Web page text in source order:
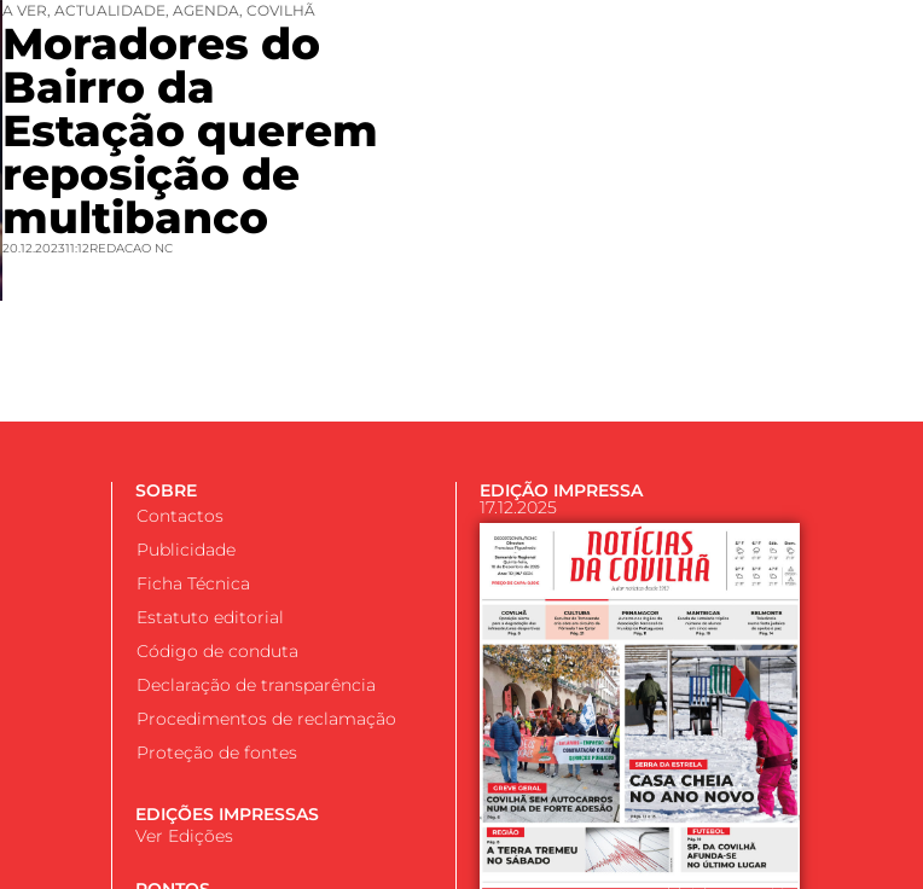
A VER, ACTUALIDADE, AGENDA, COVILHÃ
Moradores do
Bairro da
Estação querem
reposição de
multibanco
20.12.202311:12REDACAO NC
SOBRE
Contactos
Publicidade
Ficha Técnica
Estatuto editorial
Código de conduta
Declaração de transparência
Procedimentos de reclamação
Proteção de fontes
EDIÇÕES IMPRESSAS
Ver Edições
EDIÇÃO IMPRESSA
17.12.2025